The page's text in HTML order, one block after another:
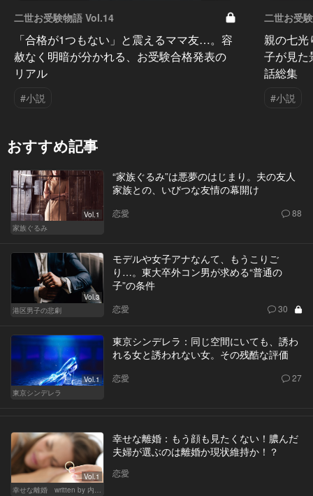
二世お受験物語 Vol.14
「合格が1つもない」と震えるママ友…。容
赦なく明暗が分かれる、お受験合格発表の
リアル
#小説
二世お受
親の七
子が見た
話総集
#小説
おすすめ記事
Vol.1
家族ぐるみ
“家族ぐるみ”は悪夢のはじまり。夫の友人
家族との、いびつな友情の幕開け
恋愛 88
Vol.3
港区男子の悲劇
モデルや女子アナなんて、もうこりご
り…。東大卒外コン男が求める“普通の
子”の条件
恋愛 30
Vol.1
東京シンデレラ
東京シンデレラ：同じ空間にいても、誘わ
れる女と誘われない女。その残酷な評価
恋愛 27
Vol.1
幸せな離婚 written by 内埜さくら
幸せな離婚：もう顔も見たくない！膿んだ
夫婦が選ぶのは離婚か現状維持か！？
恋愛